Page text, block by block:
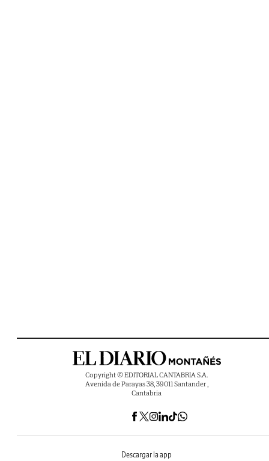
Copyright © EDITORIAL CANTABRIA S.A.
Avenida de Parayas 38, 39011 Santander ,
Cantabria
Descargar la app